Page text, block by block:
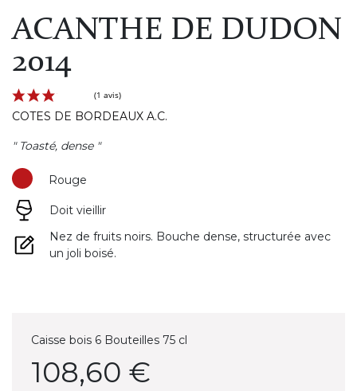
ACANTHE DE DUDON
2014
COTES DE BORDEAUX A.C.
" Toasté, dense "
Rouge
Doit vieillir
Nez de fruits noirs. Bouche dense, structurée avec
un joli boisé.
Caisse bois 6 Bouteilles 75 cl
108,60 €